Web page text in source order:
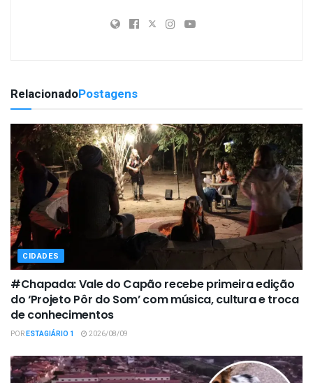
RelacionadoPostagens
CIDADES
#Chapada: Vale do Capão recebe primeira edição
do ‘Projeto Pôr do Som’ com música, cultura e troca
de conhecimentos
PORESTAGIÁRIO 1 2026/08/09